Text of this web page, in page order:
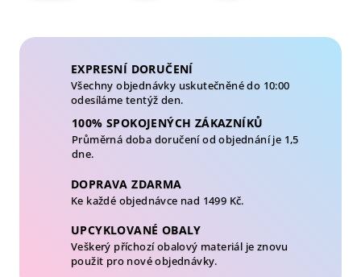
EXPRESNÍ DORUČENÍ
Všechny objednávky uskutečněné do 10:00
odesíláme tentýž den.
100% SPOKOJENÝCH ZÁKAZNÍKŮ
Průměrná doba doručení od objednání je 1,5
dne.
DOPRAVA ZDARMA
Ke každé objednávce nad 1499 Kč.
UPCYKLOVANÉ OBALY
Veškerý příchozí obalový materiál je znovu
použit pro nové objednávky.